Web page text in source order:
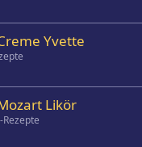
Yvette
Likör